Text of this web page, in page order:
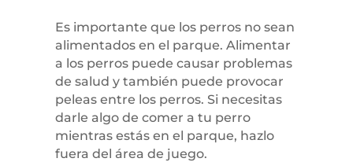
Es importante que los perros no sean
alimentados en el parque. Alimentar
a los perros puede causar problemas
de salud y también puede provocar
peleas entre los perros. Si necesitas
darle algo de comer a tu perro
mientras estás en el parque, hazlo
fuera del área de juego.